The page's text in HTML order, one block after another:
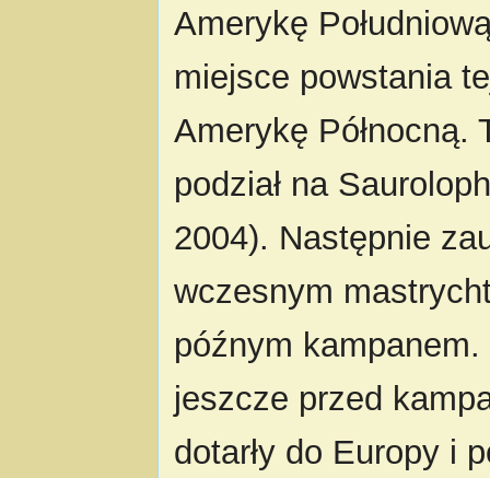
Amerykę
miejsce powstania
Amerykę Północną.
podział na
2004). Następnie
wczesnym
późnym
jeszcze przed
dotarły do Europy i